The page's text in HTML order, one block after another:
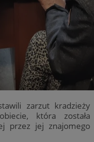
zarzut kradzieży
która została
przez jej znajomego